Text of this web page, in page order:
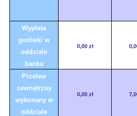
Wypłata
gotówki w
oddziale
banku
0,00 zł
Przelew
zewnętrzny
wykonany w
oddziale
0,00 zł